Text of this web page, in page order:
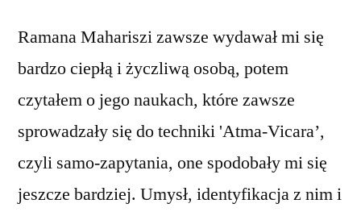
Ramana Mahariszi zawsze wydawał mi się
bardzo ciepłą i życzliwą osobą, potem
czytałem o jego naukach, które zawsze
sprowadzały się do techniki 'Atma-Vicara’,
czyli samo-zapytania, one spodobały mi się
jeszcze bardziej. Umysł, identyfikacja z nim i